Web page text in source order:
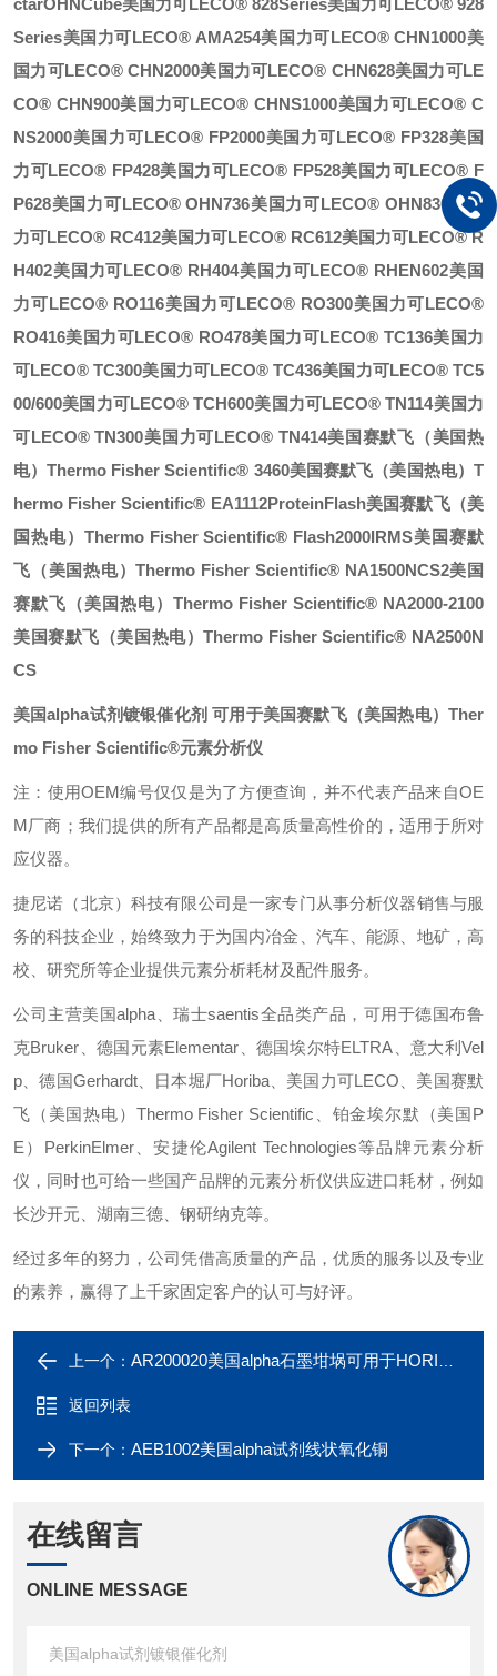
ctarOHNCube美国力可LECO® 828Series美国力可LECO® 928
Series美国力可LECO® AMA254美国力可LECO® CHN1000美
国力可LECO® CHN2000美国力可LECO® CHN628美国力可LE
CO® CHN900美国力可LECO® CHNS1000美国力可LECO® C
NS2000美国力可LECO® FP2000美国力可LECO® FP328美国
力可LECO® FP428美国力可LECO® FP528美国力可LECO® F
P628美国力可LECO® OHN736美国力可LECO® OHN836
美国
力可LECO® RC412美国力可LECO® RC612美国力可LECO® R
H402美国力可LECO® RH404美国力可LECO® RHEN602美国
力可LECO® RO116美国力可LECO® RO300美国力可LECO®
RO416美国力可LECO® RO478美国力可LECO® TC136美国力
可LECO® TC300美国力可LECO® TC436美国力可LECO® TC5
00/600美国力可LECO® TCH600美国力可LECO® TN114美国力
可LECO® TN300美国力可LECO® TN414美国赛默飞（美国热
电）Thermo Fisher Scientific® 3460美国赛默飞（美国热电）T
hermo Fisher Scientific® EA1112ProteinFlash美国赛默飞（美
国热电）Thermo Fisher Scientific® Flash2000IRMS美国赛默
飞（美国热电）Thermo Fisher Scientific® NA1500NCS2美国
赛默飞（美国热电）Thermo Fisher Scientific® NA2000-2100
美国赛默飞（美国热电）Thermo Fisher Scientific® NA2500N
CS
美国alpha试剂镀银催化剂 可用于美国赛默飞（美国热电）Ther
mo Fisher Scientific®元素分析仪
注：使用OEM编号仅仅是为了方便查询，并不代表产品来自OE
M厂商；我们提供的所有产品都是高质量高性价的，适用于所对
应仪器。
捷尼诺（北京）科技有限公司是一家专门从事分析仪器销售与服
务的科技企业，始终致力于为国内冶金、汽车、能源、地矿，高
校、研究所等企业提供元素分析耗材及配件服务。
公司主营美国alpha、瑞士saentis全品类产品，可用于德国布鲁
克Bruker、德国元素Elementar、德国埃尔特ELTRA、意大利Vel
p、德国Gerhardt、日本堀厂Horiba、美国力可LECO、美国赛默
飞（美国热电）Thermo Fisher Scientific、铂金埃尔默（美国P
E）PerkinElmer、安捷伦Agilent Technologies等品牌元素分析
仪，同时也可给一些国产品牌的元素分析仪供应进口耗材，例如
长沙开元、湖南三德、钢研纳克等。
经过多年的努力，公司凭借高质量的产品，优质的服务以及专业
的素养，赢得了上千家固定客户的认可与好评。
上一个： AR200020美国alpha石墨坩埚可用于HORIBA分析仪
返回列表
下一个： AEB1002美国alpha试剂线状氧化铜
在线留言
ONLINE MESSAGE